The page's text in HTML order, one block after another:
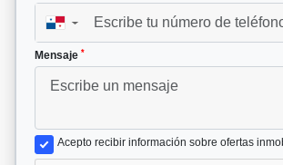
▼
Mensaje *
Acepto recibir información sobre ofertas